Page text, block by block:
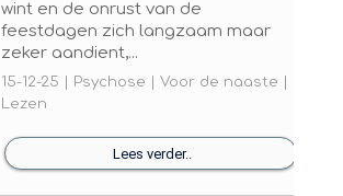
wint en de onrust van de
feestdagen zich langzaam maar
zeker aandient,...
15-12-25 | Psychose | Voor de naaste |
Lezen
Lees verder..